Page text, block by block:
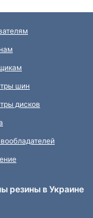
шин
дисков
резины в Украине